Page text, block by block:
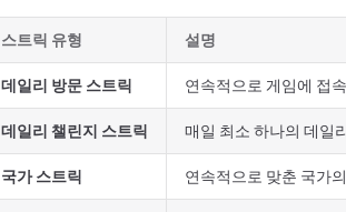
스트릭 유형 설명
데일리 방문 스트릭 연속적으로 게임에 접
데일리 챌린지 스트릭 매일 최소 하나의 데일
국가 스트릭 연속적으로 맞춘 국가